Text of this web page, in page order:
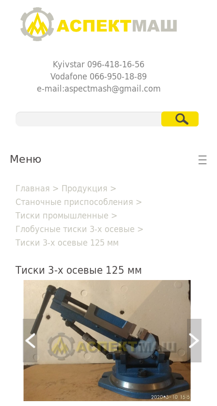
Kyivstar 096-418-16-56
Vodafone 066-950-18-89
e-mail:aspectmash@gmail.com
Меню ☰
Главная > Продукция >
Станочные приспособления >
Тиски промышленные >
Глобусные тиски 3-х осевые >
Тиски 3-х осевые 125 мм
Тиски 3-х осевые 125 мм